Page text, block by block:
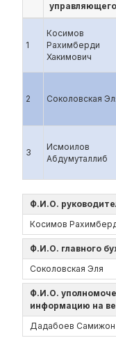
управляющего
1
Косимов
Рахимберди
Хакимович
2 Соколовская
3
Исмоилов
Абдумуталлиб
Ф.И.О.
Косимов
Ф.И.О. главного
Соколовская Эля
Ф.И.О.
информацию на
Дадабоев Самижон